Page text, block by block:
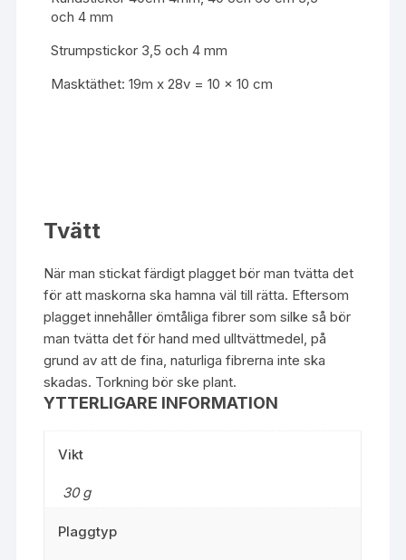
och 4 mm
Strumpstickor 3,5 och 4 mm
Masktäthet: 19m x 28v = 10 x 10 cm
Tvätt
När man stickat färdigt plagget bör man tvätta det
för att maskorna ska hamna väl till rätta. Eftersom
plagget innehåller ömtåliga fibrer som silke så bör
man tvätta det för hand med ulltvättmedel, på
grund av att de fina, naturliga fibrerna inte ska
skadas. Torkning bör ske plant.
YTTERLIGARE INFORMATION
Vikt
30 g
Plaggtyp